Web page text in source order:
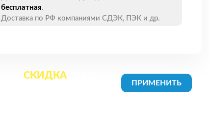
бесплатная.
Доставка по РФ компаниями СДЭК, ПЭК и др.
СКИДКА